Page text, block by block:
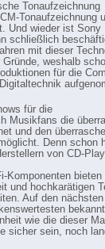
Tonaufzeichnung
Tonaufzeichnung
Und wieder ist Sony
schließlich
mit dieser
weshalb
für die
für die
Musikfans die
und den
Denn schon
von CD-
Komponenten bieten
und hochkarätigen
Auf den
wie die dieser
sicher sein, noch